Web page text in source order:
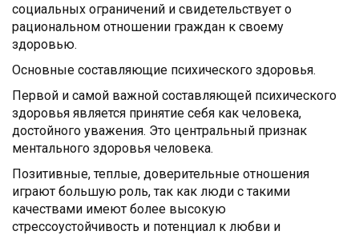
социальных ограничений и свидетельствует о
рациональном отношении граждан к своему
здоровью.
Основные составляющие психического здоровья.
Первой и самой важной составляющей психического
здоровья является принятие себя как человека,
достойного уважения. Это центральный признак
ментального здоровья человека.
Позитивные, теплые, доверительные отношения
играют большую роль, так как люди с такими
качествами имеют более высокую
стрессоустойчивость и потенциал к любви и